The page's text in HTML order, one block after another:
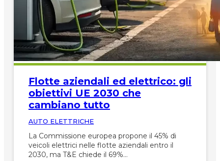
Flotte aziendali ed elettrico: gli
obiettivi UE 2030 che
cambiano tutto
AUTO ELETTRICHE
La Commissione europea propone il 45% di
veicoli elettrici nelle flotte aziendali entro il
2030, ma T&E chiede il 69%…